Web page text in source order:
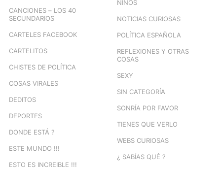
CANCIONES – LOS 40
SECUNDARIOS
CARTELES FACEBOOK
CARTELITOS
CHISTES DE POLÍTICA
COSAS VIRALES
DEDITOS
DEPORTES
DONDE ESTÁ ?
ESTE MUNDO !!!
ESTO ES INCREIBLE !!!
NIÑOS
NOTICIAS CURIOSAS
POLÍTICA ESPAÑOLA
REFLEXIONES Y OTRAS
COSAS
SEXY
SIN CATEGORÍA
SONRÍA POR FAVOR
TIENES QUE VERLO
WEBS CURIOSAS
¿ SABÍAS QUÉ ?